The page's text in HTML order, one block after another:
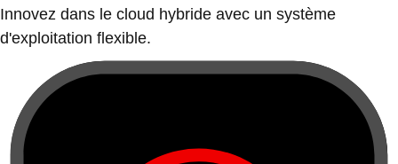
Innovez dans le cloud hybride avec un système
d'exploitation flexible.